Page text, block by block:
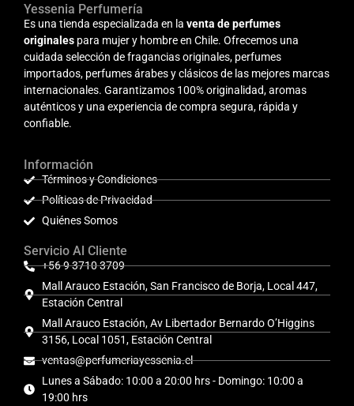
Yessenia Perfumería
Es una tienda especializada en la venta de perfumes
originales para mujer y hombre en Chile. Ofrecemos una
cuidada selección de fragancias originales, perfumes
importados, perfumes árabes y clásicos de las mejores marcas
internacionales. Garantizamos 100% originalidad, aromas
auténticos y una experiencia de compra segura, rápida y
confiable.
Información
Términos y Condiciones
Políticas de Privacidad
Quiénes Somos
Servicio Al Cliente
+56 9 3710 3709
Mall Arauco Estación, San Francisco de Borja, Local 447,
Estación Central
Mall Arauco Estación, Av Libertador Bernardo O’Higgins
3156, Local 1051, Estación Central
ventas@perfumeriayessenia.cl
Lunes a Sábado: 10:00 a 20:00 hrs - Domingo: 10:00 a
19:00 hrs